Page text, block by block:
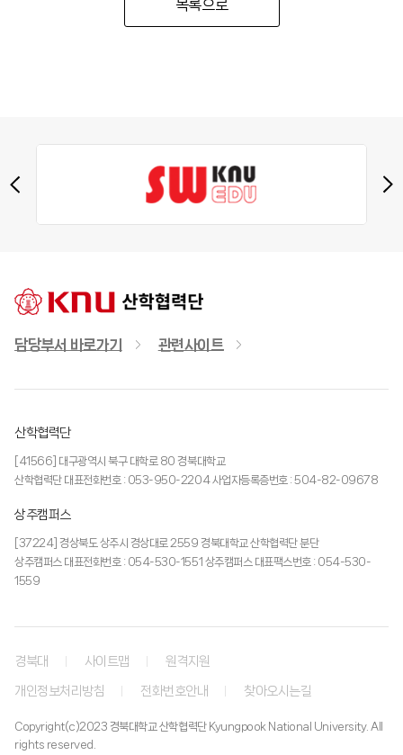
목록으로
담당부서 바로가기 관련사이트
산학협력단
[41566] 대구광역시 북구 대학로 80 경북대학교
산학협력단 대표전화번호 : 053-950-2204 사업자등록증번호 : 504-82-09678
상주캠퍼스
[37224] 경상북도 상주시 경상대로 2559 경북대학교 산학협력단 분단
상주캠퍼스 대표전화번호 : 054-530-1551 상주캠퍼스 대표팩스번호 : 054-530-
1559
경북대 사이트맵 원격지원
개인정보처리방침 전화번호안내 찾아오시는길
Copyright(c)2023 경북대학교 산학협력단Kyungpook National University. All
rights reserved.